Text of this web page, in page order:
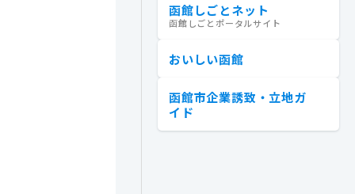
函館しごとネット
函館しごとポータルサイト
おいしい函館
函館市企業誘致・立地ガ
イド